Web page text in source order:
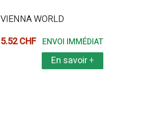
VIENNA WORLD
5.52 CHF ENVOI IMMÉDIAT
En savoir+